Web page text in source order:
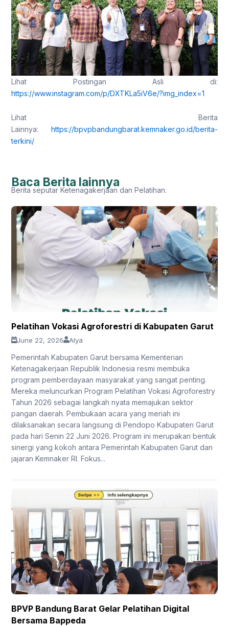
Lihat Postingan Asli di:
https://www.instagram.com/p/DXTKLa5iV6e/?img_index=1
Lihat Berita
Lainnya: https://bpvpbandungbarat.kemnaker.go.id/berita-
terkini/
Baca Berita lainnya
Berita seputar Ketenagakerjaan dan Pelatihan.
Pelatihan Vokasi Agroforestri di Kabupaten Garut
June 22, 2026 Alya
Pemerintah Kabupaten Garut bersama Kementerian
Ketenagakerjaan Republik Indonesia resmi membuka
program pemberdayaan masyarakat yang sangat penting.
Mereka meluncurkan Program Pelatihan Vokasi Agroforestry
Tahun 2026 sebagai langkah nyata memajukan sektor
pangan daerah. Pembukaan acara yang meriah ini
dilaksanakan secara langsung di Pendopo Kabupaten Garut
pada hari Senin 22 Juni 2026. Program ini merupakan bentuk
sinergi yang kokoh antara Pemerintah Kabupaten Garut dan
jajaran Kemnaker RI. Fokus...
BPVP Bandung Barat Gelar Pelatihan Digital
Bersama Bappeda